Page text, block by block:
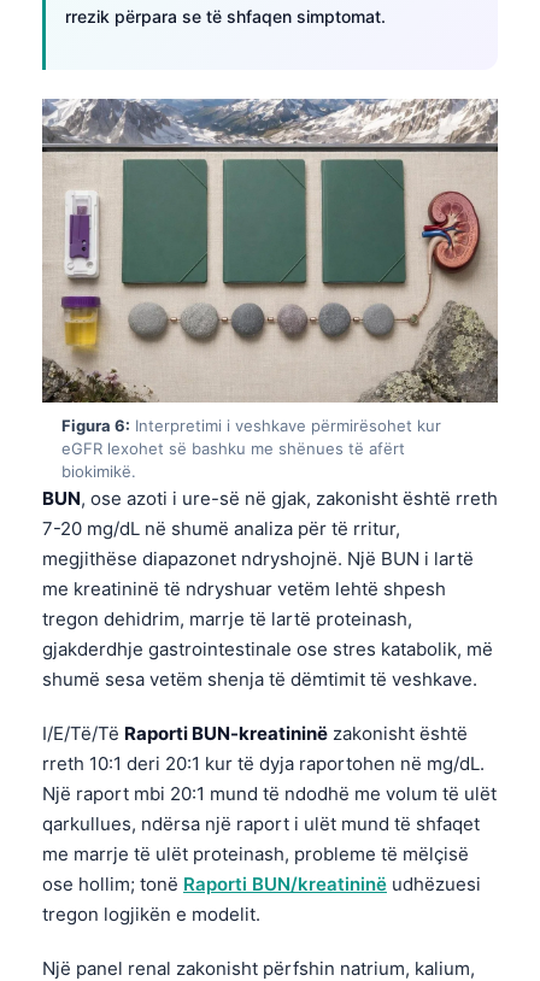
rrezik përpara se të shfaqen simptomat.
Figura 6: Interpretimi i veshkave përmirësohet kur
eGFR lexohet së bashku me shënues të afërt
biokimikë.
BUN, ose azoti i ure-së në gjak, zakonisht është rreth
7-20 mg/dL në shumë analiza për të rritur,
megjithëse diapazonet ndryshojnë. Një BUN i lartë
me kreatininë të ndryshuar vetëm lehtë shpesh
tregon dehidrim, marrje të lartë proteinash,
gjakderdhje gastrointestinale ose stres katabolik, më
shumë sesa vetëm shenja të dëmtimit të veshkave.
I/E/Të/Të Raporti BUN-kreatininë zakonisht është
rreth 10:1 deri 20:1 kur të dyja raportohen në mg/dL.
Një raport mbi 20:1 mund të ndodhë me volum të ulët
qarkullues, ndërsa një raport i ulët mund të shfaqet
me marrje të ulët proteinash, probleme të mëlçisë
ose hollim; tonë Raporti BUN/kreatininë udhëzuesi
tregon logjikën e modelit.
Një panel renal zakonisht përfshin natrium, kalium,
سنڌي
සිංහල
অসমীয়া
Galego
Latviešu valoda
Euskara
Gàidhlig
Occitan
العربية المغربية
Afrikaans
Монгол
ພາສາລາວ
Basa Jawa
Cebuano
ئۇيغۇرچە
Кыргызча
Беларуская мова
Esperanto
Frysk
Norsk bokmål